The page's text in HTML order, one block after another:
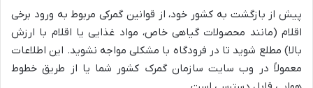
پیش از بازگشت به کشور خود، از قوانین گمرکی مربوط به ورود برخی
اقلام (مانند محصولات گیاهی خاص، مواد غذایی یا اقلام با ارزش
بالا) مطلع شوید تا در فرودگاه با مشکلی مواجه نشوید. این اطلاعات
معمولاً در وب سایت سازمان گمرک کشور شما یا از طریق خطوط